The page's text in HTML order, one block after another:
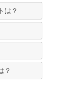
は？
？